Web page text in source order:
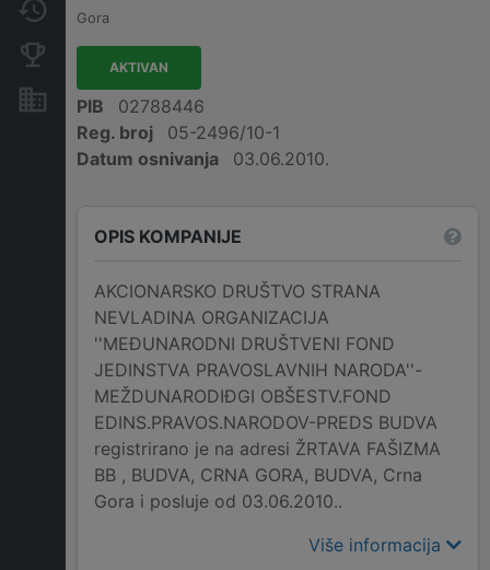
Promjene
Konkurentne kompanije
Nekretnine i imovina
Gora
AKTIVAN
PIB
02788446
Reg. broj
05-2496/10-1
Datum osnivanja
03.06.2010.
OPIS KOMPANIJE
AKCIONARSKO DRUŠTVO STRANA
NEVLADINA ORGANIZACIJA
''MEĐUNARODNI DRUŠTVENI FOND
JEDINSTVA PRAVOSLAVNIH NARODA''-
MEŽDUNARODIĐGI OBŠESTV.FOND
EDINS.PRAVOS.NARODOV-PREDS BUDVA
registrirano je na adresi ŽRTAVA FAŠIZMA
BB , BUDVA, CRNA GORA, BUDVA, Crna
Gora i posluje od 03.06.2010..
Više informacija